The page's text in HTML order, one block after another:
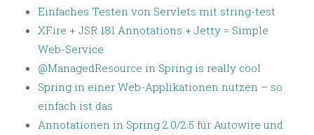
Einfaches Testen von Servlets mit string-test
XFire + JSR 181 Annotations + Jetty = Simple
Web-Service
@ManagedResource in Spring is really cool
Spring in einer Web-Applikationen nutzen – so
einfach ist das
Annotationen in Spring 2.0/2.5 für Autowire und